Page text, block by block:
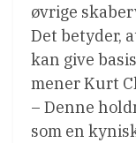
øvrige
Det betyder,
kan give
mener Kurt
– Denne
som en